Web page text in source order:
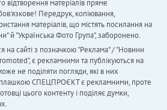
відтворення матеріалів пряме
Передрук, копіювання,
матеріалів, що містять посилання на
й "Українська Фото Група", заборонено.
на сайті з позначкою "Реклама" / "Новини
є рекламними та публікуються на
не поділяти погляди, які в них
плашкою СПЕЦПРОЄКТ є рекламними, проте
цього контенту і поділяє думки,